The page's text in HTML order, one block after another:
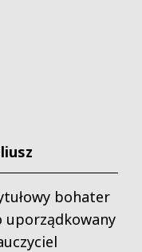
bohater
uporządkowany